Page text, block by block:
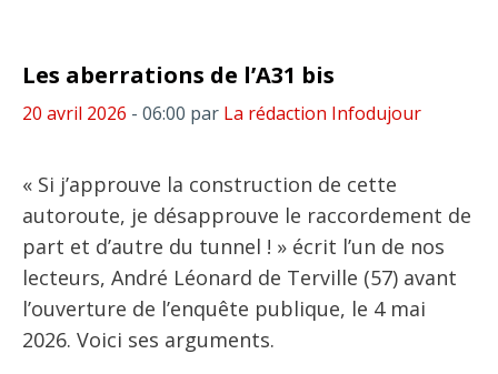
Les aberrations de l’A31 bis
20 avril 2026 - 06:00 par La rédaction Infodujour
« Si j’approuve la construction de cette
autoroute, je désapprouve le raccordement de
part et d’autre du tunnel ! » écrit l’un de nos
lecteurs, André Léonard de Terville (57) avant
l’ouverture de l’enquête publique, le 4 mai
2026. Voici ses arguments.